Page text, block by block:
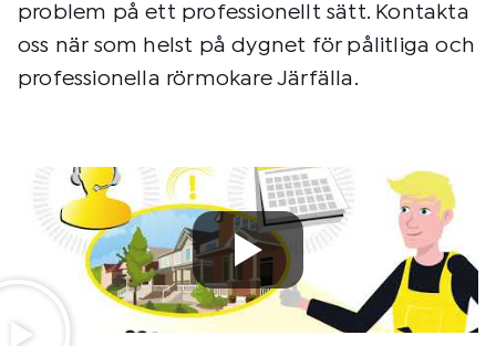
problem på ett professionellt sätt. Kontakta
oss när som helst på dygnet för pålitliga och
professionella rörmokare Järfälla.